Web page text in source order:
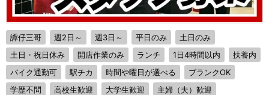
譚仔三哥 週2日～ 週3日～ 平日のみ
土日のみ
土日・祝日休み
開店作業のみ ランチ 1日4時間以内
扶養内
バイク通勤可
駅チカ 時間や曜日が選べる
ブランクOK
学歴不問
高校生歓迎 大学生歓迎
主婦（夫）歓迎